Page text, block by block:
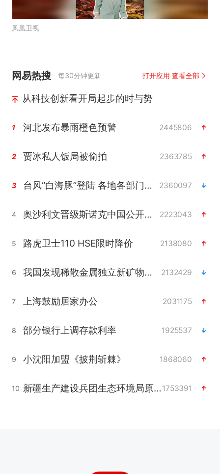
凤凰卫视
网易热搜 每30分钟更新 打开应用 查看全部
从科技创新看开局起步的时与势
1 河北发布暴雨橙色预警 2445806
2 贾冰私人饭局被偷拍 2363785
3 台风“白海豚”登陆 各地各部门全力应对 2360097
4 奥沙利文晋级斯诺克中国公开赛16强 2223043
5 路虎卫士110 HSE限时降价 2138080
6 我国发现稀散金属独立新矿物——乌斯河锗矿 2132429
7 上海鼓励居家办公 2031175
8 部分银行上调存款利率 1925537
9 小沈阳加盟《披荆斩棘》 1868060
10 新疆生产建设兵团生态环境局原局长被查1753391